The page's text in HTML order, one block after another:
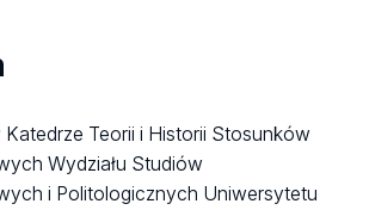
Katedrze Teorii i Historii Stosunków
Wydziału Studiów
i Politologicznych Uniwersytetu